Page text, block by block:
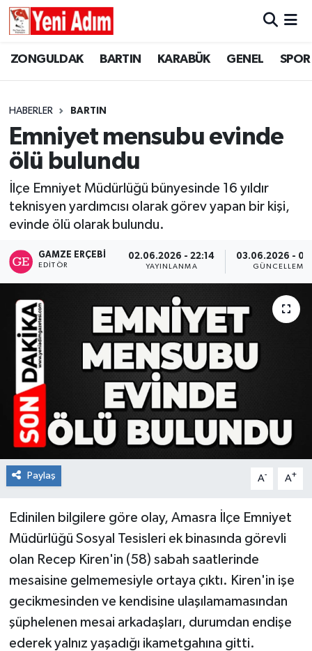
ZONGULDAK BARTIN KARABÜK GENEL SPOR
HABERLER BARTIN
Emniyet mensubu evinde
ölü bulundu
İlçe Emniyet Müdürlüğü bünyesinde 16 yıldır
teknisyen yardımcısı olarak görev yapan bir kişi,
evinde ölü olarak bulundu.
GAMZE ERÇEBI
EDITÖR
02.06.2026 - 22:14
YAYINLANMA
03.06.2026 -
GÜNCELLEME
Paylaş A- A+
Edinilen bilgilere göre olay, Amasra İlçe Emniyet
Müdürlüğü Sosyal Tesisleri ek binasında görevli
olan Recep Kiren'in (58) sabah saatlerinde
mesaisine gelmemesiyle ortaya çıktı. Kiren'in işe
gecikmesinden ve kendisine ulaşılamamasından
şüphelenen mesai arkadaşları, durumdan endişe
ederek yalnız yaşadığı ikametgahına gitti.
ZONGULDAK
ASAYİŞ
GÜNCEL
SİYASET
RESMİ İLAN
ZONGULDAK
KARABÜK
GENEL
SPOR
SİYASET
SAĞLIK
GÜNCEL
RESMİ İLAN
Künye
Zonguldak Hava Durumu
Süper Lig Puan Durumu ve Fikstür
Tüm Manşetler
Son Dakika Haberleri
Haber Arşivi